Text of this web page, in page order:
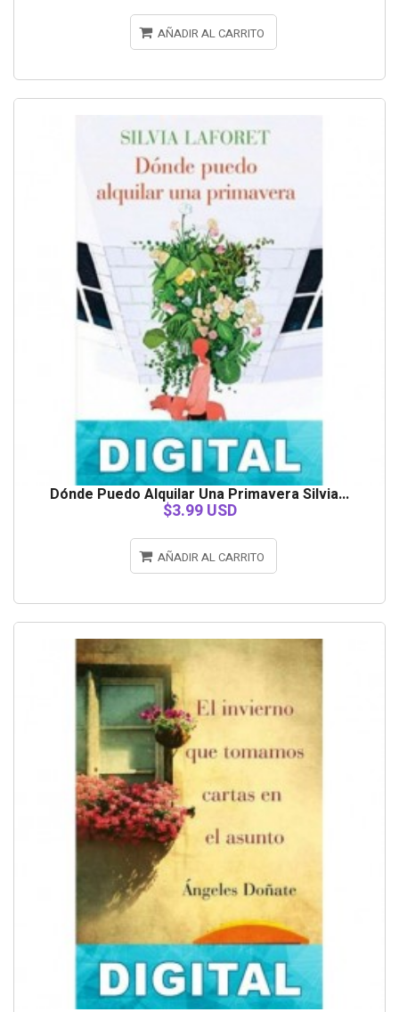
AÑADIR AL CARRITO
Dónde Puedo Alquilar Una Primavera Silvia...
$3.99 USD
AÑADIR AL CARRITO